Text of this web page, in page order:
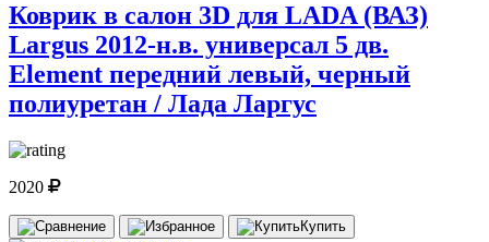
Коврик в салон 3D для LADA (ВАЗ)
Largus 2012-н.в. универсал 5 дв.
Element передний левый, черный
полиуретан / Лада Ларгус
2020
Купить